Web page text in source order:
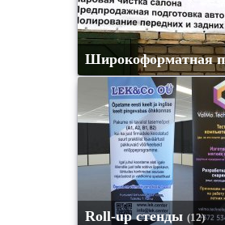
Широкоформатная
Roll-up стенды (12)